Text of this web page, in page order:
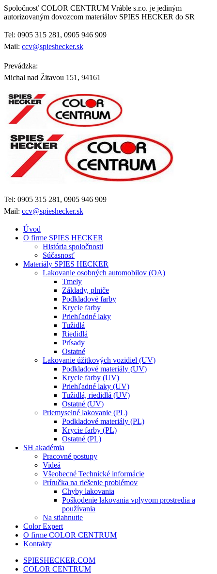
Spoločnosť COLOR CENTRUM Vráble s.r.o. je jediným
autorizovaným dovozcom materiálov SPIES HECKER do SR
Tel: 0905 315 281, 0905 946 909
Mail: ccv@spieshecker.sk
Prevádzka:
Michal nad Žitavou 151, 94161
Tel: 0905 315 281, 0905 946 909
Mail: ccv@spieshecker.sk
Úvod
O firme SPIES HECKER
História spoločnosti
Súčasnosť
Materiály SPIES HECKER
Lakovanie osobných automobilov (OA)
Tmely
Základy, plniče
Podkladové farby
Krycie farby
Priehľadné laky
Tužidlá
Riedidlá
Prísady
Ostatné
Lakovanie úžitkových vozidiel (UV)
Podkladové materiály (UV)
Krycie farby (UV)
Priehľadné laky (UV)
Tužidlá, riedidlá (UV)
Ostatné (UV)
Priemyselné lakovanie (PL)
Podkladové materiály (PL)
Krycie farby (PL)
Ostatné (PL)
SH akadémia
Pracovné postupy
Videá
Všeobecné Technické informácie
Príručka na riešenie problémov
Chyby lakovania
Poškodenie lakovania vplyvom prostredia a
používania
Na stiahnutie
Color Expert
O firme COLOR CENTRUM
Kontakty
SPIESHECKER.COM
COLOR CENTRUM